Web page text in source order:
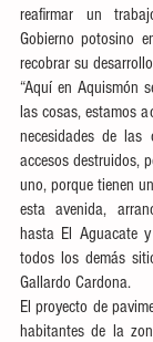
reafirmar un
Gobierno potosino
recobrar su
“Aquí en Aquismón
las cosas, estamos
necesidades de las
accesos destruidos,
uno, porque tienen
esta avenida,
hasta El Aguacate
todos los demás
Gallardo Cardona.
El proyecto de
habitantes de la